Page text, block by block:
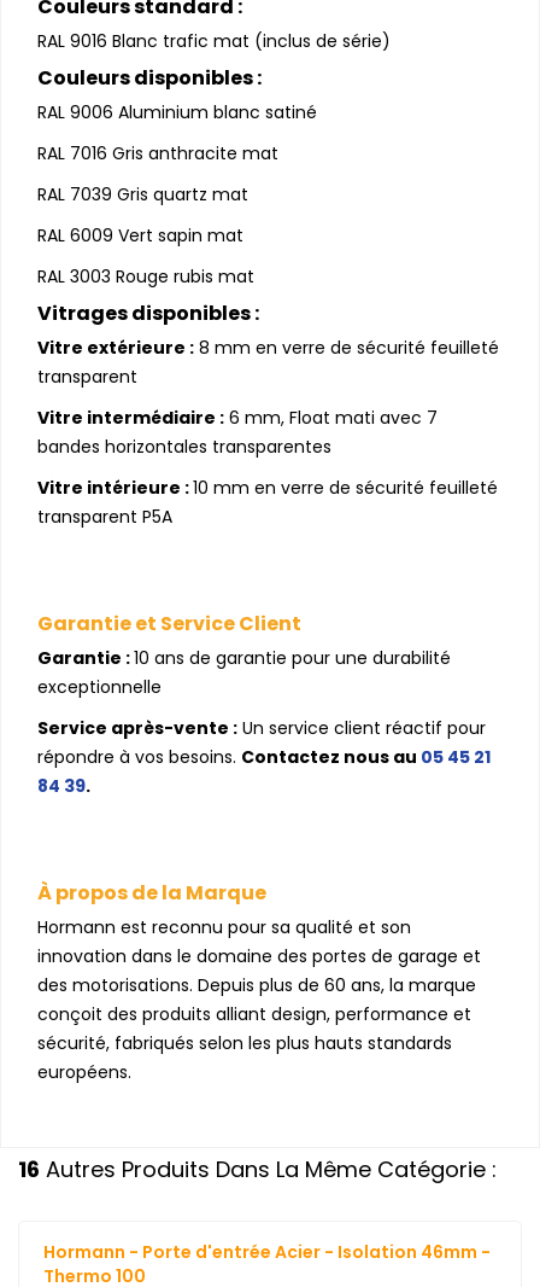
Couleurs standard :
RAL 9016 Blanc trafic mat (inclus de série)
Couleurs disponibles :
RAL 9006 Aluminium blanc satiné
RAL 7016 Gris anthracite mat
RAL 7039 Gris quartz mat
RAL 6009 Vert sapin mat
RAL 3003 Rouge rubis mat
Vitrages disponibles :
Vitre extérieure : 8 mm en verre de sécurité feuilleté
transparent
Vitre intermédiaire : 6 mm, Float mati avec 7
bandes horizontales transparentes
Vitre intérieure :10 mm en verre de sécurité feuilleté
transparent P5A
Garantie et Service Client
Garantie :10 ans de garantie pour une durabilité
exceptionnelle
Service après-vente : Un service client réactif pour
répondre à vos besoins. Contactez nous au 05 45 21
84 39.
À propos de la Marque
Hormann est reconnu pour sa qualité et son
innovation dans le domaine des portes de garage et
des motorisations. Depuis plus de 60 ans, la marque
conçoit des produits alliant design, performance et
sécurité, fabriqués selon les plus hauts standards
européens.
16 Autres Produits Dans La Même Catégorie :
Hormann - Porte d'entrée Acier - Isolation 46mm -
Thermo 100